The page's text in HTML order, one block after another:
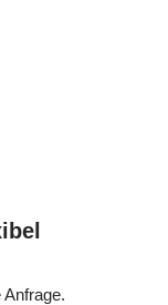
Anfrage.